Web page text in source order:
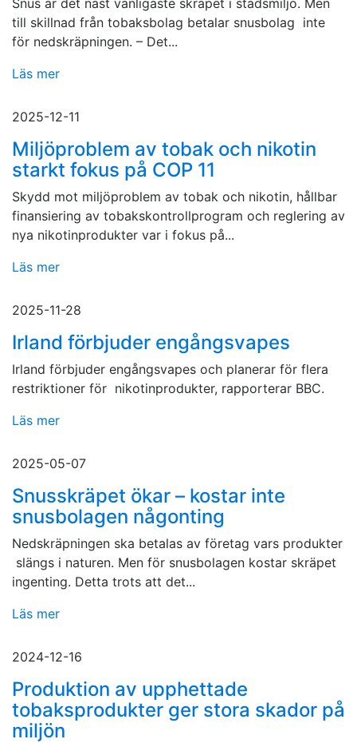
Snus är det näst vanligaste skräpet i stadsmiljö. Men
till skillnad från tobaksbolag betalar snusbolag inte
för nedskräpningen. – Det...
Läs mer
2025-12-11
Miljöproblem av tobak och nikotin
starkt fokus på COP 11
Skydd mot miljöproblem av tobak och nikotin, hållbar
finansiering av tobakskontrollprogram och reglering av
nya nikotinprodukter var i fokus på...
Läs mer
2025-11-28
Irland förbjuder engångsvapes
Irland förbjuder engångsvapes och planerar för flera
restriktioner för nikotinprodukter, rapporterar BBC.
Läs mer
2025-05-07
Snusskräpet ökar – kostar inte
snusbolagen någonting
Nedskräpningen ska betalas av företag vars produkter
slängs i naturen. Men för snusbolagen kostar skräpet
ingenting. Detta trots att det...
Läs mer
2024-12-16
Produktion av upphettade
tobaksprodukter ger stora skador på
miljön